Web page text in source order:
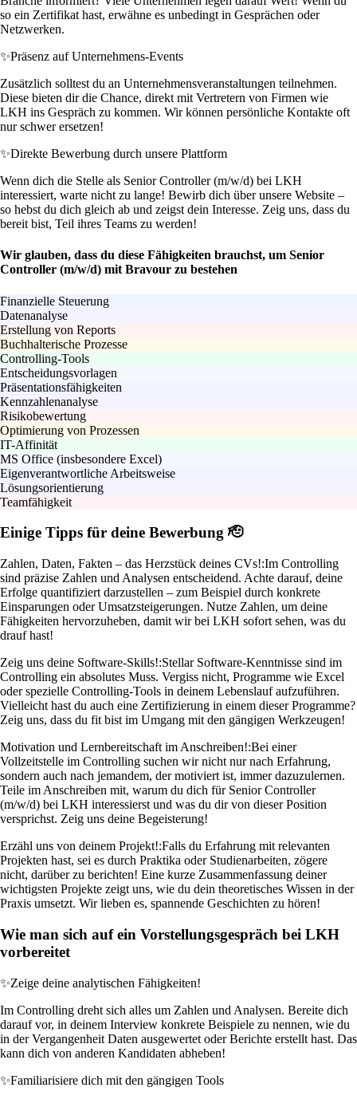
so ein Zertifikat hast, erwähne es unbedingt in Gesprächen oder
Netzwerken.
✨Präsenz auf Unternehmens-Events
Zusätzlich solltest du an Unternehmensveranstaltungen teilnehmen.
Diese bieten dir die Chance, direkt mit Vertretern von Firmen wie
LKH ins Gespräch zu kommen. Wir können persönliche Kontakte oft
nur schwer ersetzen!
✨Direkte Bewerbung durch unsere Plattform
Wenn dich die Stelle als Senior Controller (m/w/d) bei LKH
interessiert, warte nicht zu lange! Bewirb dich über unsere Website –
so hebst du dich gleich ab und zeigst dein Interesse. Zeig uns, dass du
bereit bist, Teil ihres Teams zu werden!
Wir glauben, dass du diese Fähigkeiten brauchst, um Senior
Controller (m/w/d) mit Bravour zu bestehen
Finanzielle Steuerung
Datenanalyse
Erstellung von Reports
Buchhalterische Prozesse
Controlling-Tools
Entscheidungsvorlagen
Präsentationsfähigkeiten
Kennzahlenanalyse
Risikobewertung
Optimierung von Prozessen
IT-Affinität
MS Office (insbesondere Excel)
Eigenverantwortliche Arbeitsweise
Lösungsorientierung
Teamfähigkeit
Einige Tipps für deine Bewerbung 🫡
Zahlen, Daten, Fakten – das Herzstück deines CVs!:Im Controlling
sind präzise Zahlen und Analysen entscheidend. Achte darauf, deine
Erfolge quantifiziert darzustellen – zum Beispiel durch konkrete
Einsparungen oder Umsatzsteigerungen. Nutze Zahlen, um deine
Fähigkeiten hervorzuheben, damit wir bei LKH sofort sehen, was du
drauf hast!
Zeig uns deine Software-Skills!:Stellar Software-Kenntnisse sind im
Controlling ein absolutes Muss. Vergiss nicht, Programme wie Excel
oder spezielle Controlling-Tools in deinem Lebenslauf aufzuführen.
Vielleicht hast du auch eine Zertifizierung in einem dieser Programme?
Zeig uns, dass du fit bist im Umgang mit den gängigen Werkzeugen!
Motivation und Lernbereitschaft im Anschreiben!:Bei einer
Vollzeitstelle im Controlling suchen wir nicht nur nach Erfahrung,
sondern auch nach jemandem, der motiviert ist, immer dazuzulernen.
Teile im Anschreiben mit, warum du dich für Senior Controller
(m/w/d) bei LKH interessierst und was du dir von dieser Position
versprichst. Zeig uns deine Begeisterung!
Erzähl uns von deinem Projekt!:Falls du Erfahrung mit relevanten
Projekten hast, sei es durch Praktika oder Studienarbeiten, zögere
nicht, darüber zu berichten! Eine kurze Zusammenfassung deiner
wichtigsten Projekte zeigt uns, wie du dein theoretisches Wissen in der
Praxis umsetzt. Wir lieben es, spannende Geschichten zu hören!
Wie man sich auf ein Vorstellungsgespräch bei LKH
vorbereitet
✨Zeige deine analytischen Fähigkeiten!
Im Controlling dreht sich alles um Zahlen und Analysen. Bereite dich
darauf vor, in deinem Interview konkrete Beispiele zu nennen, wie du
in der Vergangenheit Daten ausgewertet oder Berichte erstellt hast. Das
kann dich von anderen Kandidaten abheben!
✨Familiarisiere dich mit den gängigen Tools